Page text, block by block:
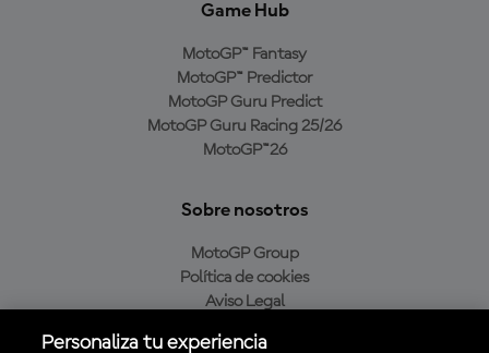
Game Hub
MotoGP™ Fantasy
MotoGP™ Predictor
MotoGP Guru Predict
MotoGP Guru Racing 25/26
MotoGP™26
Sobre nosotros
MotoGP Group
Política de cookies
Aviso Legal
Personaliza tu experiencia